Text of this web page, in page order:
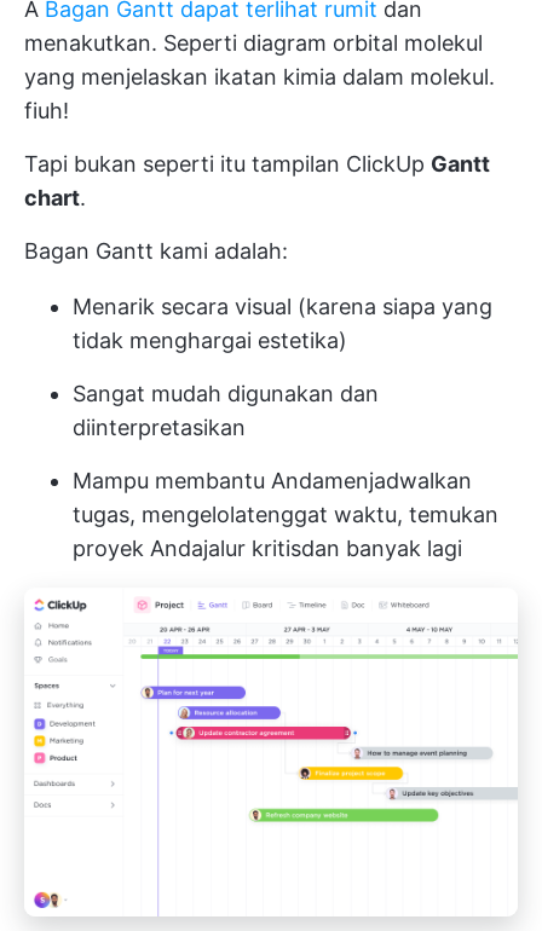
A Bagan Gantt dapat terlihat rumit dan
menakutkan. Seperti diagram orbital molekul
yang menjelaskan ikatan kimia dalam molekul.
fiuh!
Tapi bukan seperti itu tampilan ClickUp Gantt
chart.
Bagan Gantt kami adalah:
Menarik secara visual (karena siapa yang
tidak menghargai estetika)
Sangat mudah digunakan dan
diinterpretasikan
Mampu membantu Andamenjadwalkan
tugas, mengelolatenggat waktu, temukan
proyek Andajalur kritisdan banyak lagi